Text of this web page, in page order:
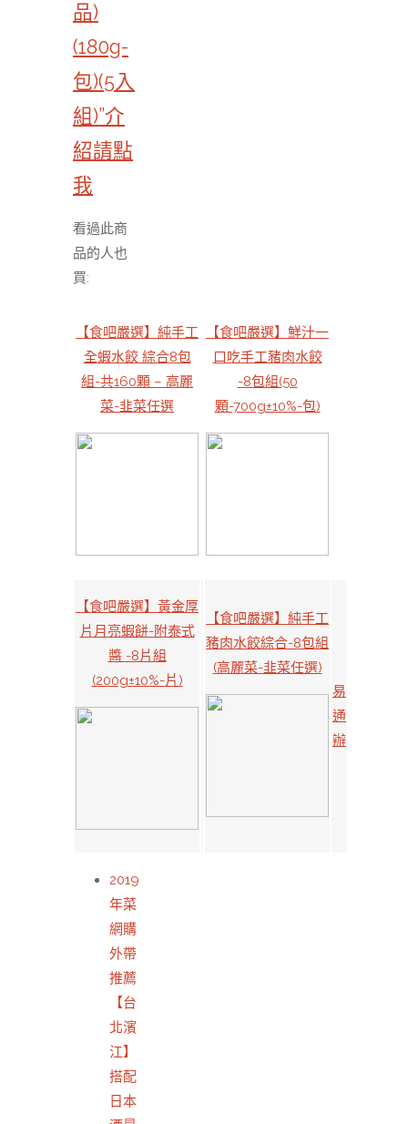
品)
(180g-
包)(5入
組)”介
紹請點
我
看過此商
品的人也
買:
【食吧嚴選】純手工
全蝦水餃 綜合8包
組-共160顆 – 高麗
菜-韭菜任選
【食吧嚴選】鮮汁一
口吃手工豬肉水餃
-8包組(50
顆-700g±10%-包)
【食吧嚴選】黃金厚
片月亮蝦餅-附泰式
醬 -8片組
(200g±10%-片)
【食吧嚴選】純手工
豬肉水餃綜合-8包組
(高麗菜-韭菜任選)
易
通
辦
2019
年菜
網購
外帶
推薦
【台
北濱
江】
搭配
日本